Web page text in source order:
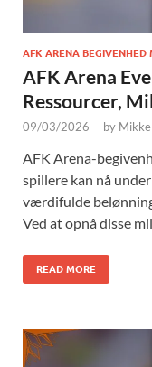
AFK ARENA
AFK Arena
Ressourcer,
09/03/2026 - by
AFK Arena-
spillere kan nå
værdifulde
Ved at opnå disse
READ MORE